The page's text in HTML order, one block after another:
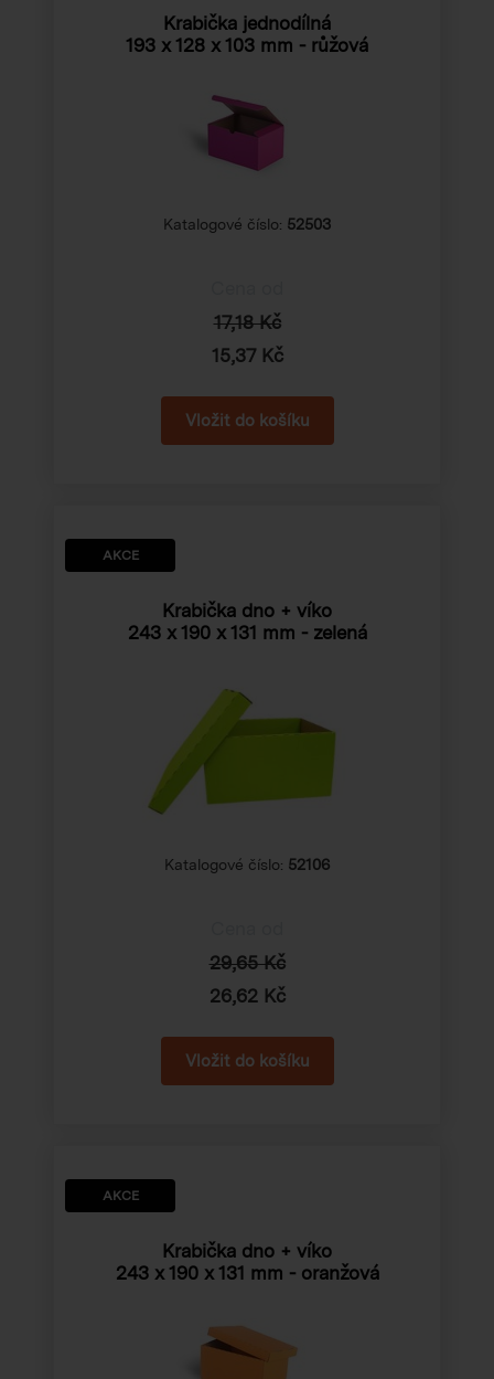
Krabička jednodílná
193 x 128 x 103 mm - růžová
Katalogové číslo: 52503
17,18 Kč
15,37 Kč
AKCE
Krabička dno + víko
243 x 190 x 131 mm - zelená
Katalogové číslo: 52106
29,65 Kč
26,62 Kč
AKCE
Krabička dno + víko
243 x 190 x 131 mm - oranžová